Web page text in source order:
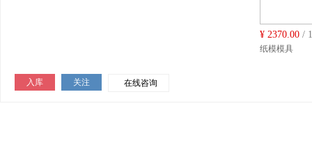
入库 关注 在线咨询
¥ 2370.00 /
纸模模具